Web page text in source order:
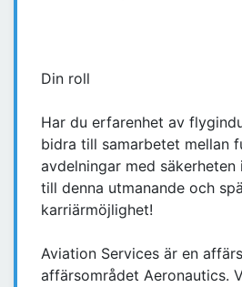
Din roll
Har du erfarenhet av
bidra till samarbetet mellan
avdelningar med säkerheten
till denna utmanande och
karriärmöjlighet!
Aviation Services är en
affärsområdet Aeronautics.